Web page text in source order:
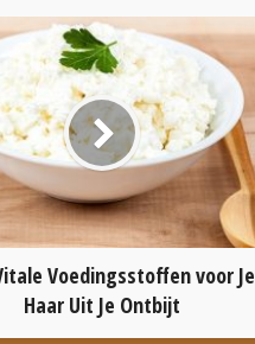
Voedingsstoffen voor Je
Haar Uit Je Ontbijt